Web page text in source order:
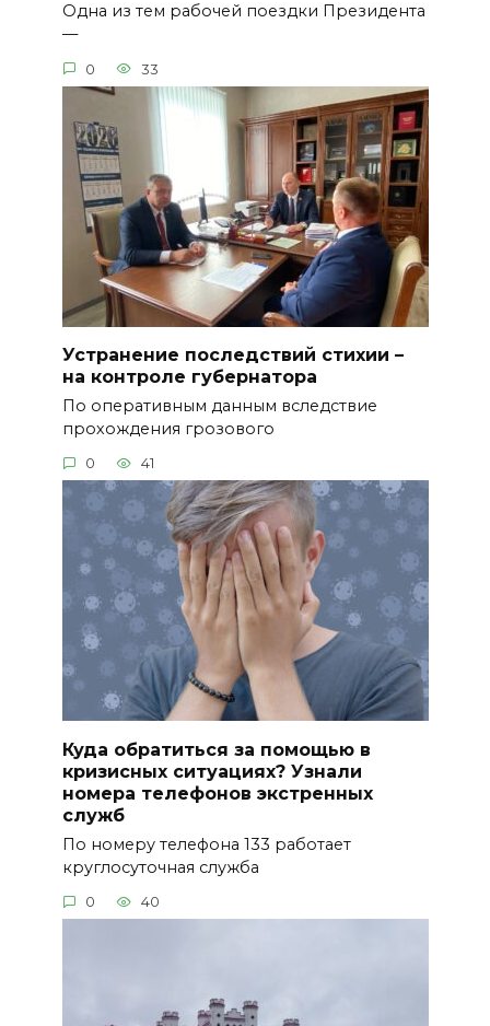
Одна из тем рабочей поездки Президента
—
0 33
Устранение последствий стихии –
на контроле губернатора
По оперативным данным вследствие
прохождения грозового
0 41
Куда обратиться за помощью в
кризисных ситуациях? Узнали
номера телефонов экстренных
служб
По номеру телефона 133 работает
круглосуточная служба
0 40